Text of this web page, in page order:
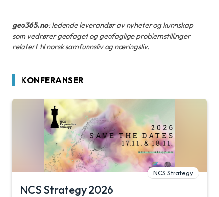
geo365.no: ledende leverandør av nyheter og kunnskap
som vedrører geofaget og geofaglige problemstillinger
relatert til norsk samfunnsliv og næringsliv.
KONFERANSER
NCS Strategy
NCS Strategy 2026